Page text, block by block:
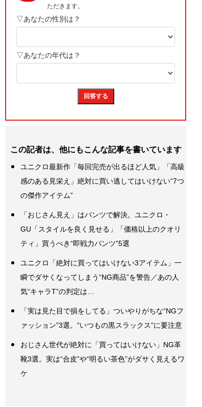
この記者は、他にもこんな記事を書いています
ユニクロ最新作「毎回完売が出るほど人気」「高級
感のある見栄え」絶対に買い逃してはいけない“7つ
の傑作アイテム”
「おじさん見え」はパンツで解決。ユニクロ・
GU「スタイルを良く見せる」「価格以上のクオリ
ティ」買うべき“即戦力パンツ”5選
ユニクロ「絶対に買ってはいけない3アイテム」一
瞬でダサくなってしまう“NG商品”を警告／あの人
気“キャラT”の判定は…
「実は見た目で損をしてる」ついやりがちな“NGフ
ァッション”3選。“いつもの黒スラックス”に要注意
おじさん世代が絶対に「買ってはいけない」NG革
靴3選。実は“合皮”や“明るい茶色”がダサく見えるワ
ケ